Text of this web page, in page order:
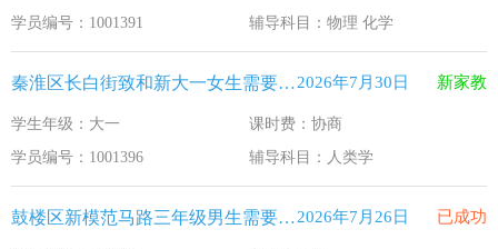
学员编号：1001391
辅导科目：物理 化学
秦淮区长白街致和新大一女生需要补习人类学2026年7月30日 新家教
学生年级：大一
课时费：协商
学员编号：1001396
辅导科目：人类学
鼓楼区新模范马路三年级男生需要补习英语2026年7月26日 已成功